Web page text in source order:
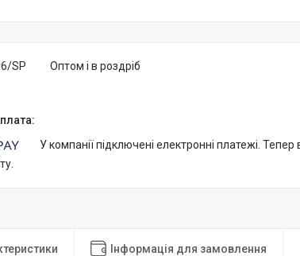
Оптом і в роздріб
SP
У компанії підключені електронні платежі.
Інформація для замовлення